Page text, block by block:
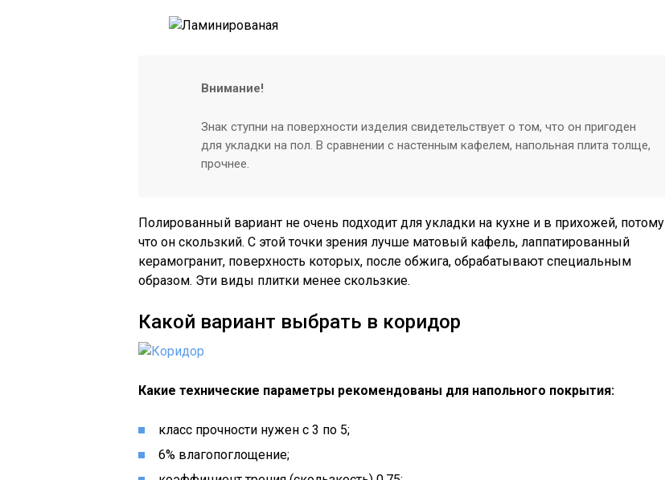
Внимание!
Знак ступни на поверхности изделия свидетельствует о том, что он пригоден
для укладки на пол. В сравнении с настенным кафелем, напольная плита толще,
прочнее.
Полированный вариант не очень подходит для укладки на кухне и в прихожей, потому
что он скользкий. С этой точки зрения лучше матовый кафель, лаппатированный
керамогранит, поверхность которых, после обжига, обрабатывают специальным
образом. Эти виды плитки менее скользкие.
Какой вариант выбрать в коридор
Какие технические параметры рекомендованы для напольного покрытия:
класс прочности нужен с 3 по 5;
6% влагопоглощение;